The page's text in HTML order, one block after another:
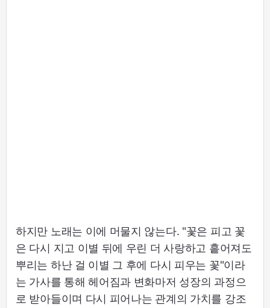
하지만 노래는 이에 머물지 않는다. "꽃은 피고 꽃
은 다시 지고 이별 뒤에 우린 더 사랑하고 흩어져도
뿌리는 하난 걸 이별 그 후에 다시 피우는 꽃"이라
는 가사를 통해 헤어짐과 변화마저 성장의 과정으
로 받아들이며 다시 피어나는 관계의 가치를 강조